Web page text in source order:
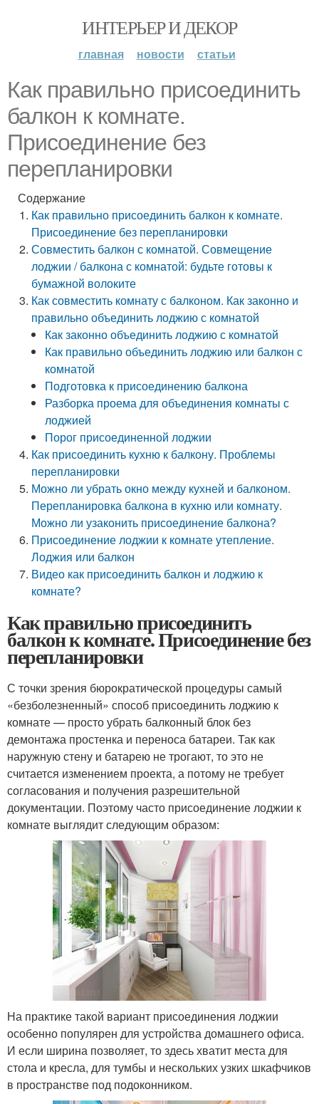
ИНТЕРЬЕР И ДЕКОР
главная новости статьи
Как правильно присоединить
балкон к комнате.
Присоединение без
перепланировки
Содержание
Как правильно присоединить балкон к комнате.
Присоединение без перепланировки
Совместить балкон с комнатой. Совмещение
лоджии / балкона с комнатой: будьте готовы к
бумажной волоките
Как совместить комнату с балконом. Как законно и
правильно объединить лоджию с комнатой
Как законно объединить лоджию с комнатой
Как правильно объединить лоджию или балкон с
комнатой
Подготовка к присоединению балкона
Разборка проема для объединения комнаты с
лоджией
Порог присоединенной лоджии
Как присоединить кухню к балкону. Проблемы
перепланировки
Можно ли убрать окно между кухней и балконом.
Перепланировка балкона в кухню или комнату.
Можно ли узаконить присоединение балкона?
Присоединение лоджии к комнате утепление.
Лоджия или балкон
Видео как присоединить балкон и лоджию к
комнате?
Как правильно присоединить
балкон к комнате. Присоединение без
перепланировки
С точки зрения бюрократической процедуры самый
«безболезненный» способ присоединить лоджию к
комнате — просто убрать балконный блок без
демонтажа простенка и переноса батареи. Так как
наружную стену и батарею не трогают, то это не
считается изменением проекта, а потому не требует
согласования и получения разрешительной
документации. Поэтому часто присоединение лоджии к
комнате выглядит следующим образом:
На практике такой вариант присоединения лоджии
особенно популярен для устройства домашнего офиса.
И если ширина позволяет, то здесь хватит места для
стола и кресла, для тумбы и нескольких узких шкафчиков
в пространстве под подоконником.